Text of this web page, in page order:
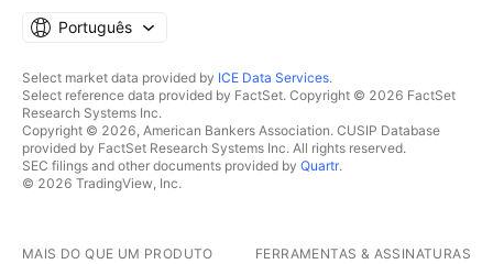
Português
Select market data provided by ICE Data Services.
Select reference data provided by FactSet. Copyright © 2026 FactSet
Research Systems Inc.
Copyright © 2026, American Bankers Association. CUSIP Database
provided by FactSet Research Systems Inc. All rights reserved.
SEC filings and other documents provided by Quartr.
© 2026 TradingView, Inc.
MAIS DO QUE UM PRODUTO FERRAMENTAS & ASSINATURAS